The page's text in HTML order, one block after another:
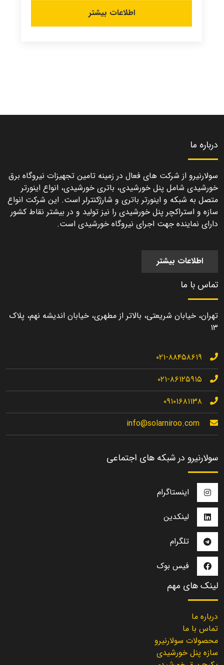
اطلاعات بیشتر
درباره ما
سولارنیرو از شرکت های فعال در زمینه تامین تجهیزات نیروگاه برق
خورشیدی شامل پنل خورشیدی، باتری خورشیدی، انواع اینورتر
متصل به شبکه و اینورتر باتری و شارژکنترلر است. این شرکت انواع
سازه و استراکچر پنل خورشیدی را نیز تولید و در بیشتر نقاط کشور
دارای نماینده جهت اجرای نیروگاه خورشیدی است.
اطلاعات بیشتر
تماس با ما
تهران، خیابان شریعتی، بالاتر از مطهری، خیابان اندیشه نهم، پلاک
۱۳
۰۲۱-۸۸۴۵۸۶۱۹
۰۲۱-۸۶۱۲۵۹۱۵
۰۹۱۰۱۶۸۱۱۳۸
info@solarniroo.com
سولارنیرو در شبکه های اجتماعی
اینستاگرام
لینکدین
تلگرام
فیس بوک
لینک های مهم
درباره ما
تماس با ما
محصولات سولارنیرو
سازه پنل خورشیدی